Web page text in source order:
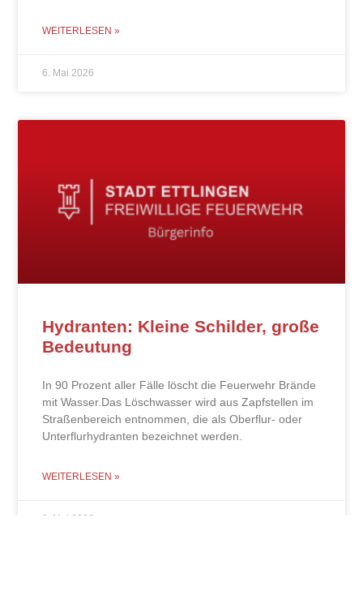
WEITERLESEN »
6. Mai 2026
Hydranten: Kleine Schilder, große
Bedeutung
In 90 Prozent aller Fälle löscht die Feuerwehr Brände
mit Wasser.Das Löschwasser wird aus Zapfstellen im
Straßenbereich entnommen, die als Oberflur- oder
Unterflurhydranten bezeichnet werden.
WEITERLESEN »
2. Mai 2026